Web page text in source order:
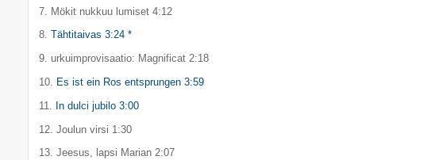
7. Mökit nukkuu lumiset 4:12
8. Tähtitaivas 3:24 *
9. urkuimprovisaatio: Magnificat 2:18
10.
Es ist ein Ros entsprungen 3:59
11. In dulci jubilo 3:00
12. Joulun virsi 1:30
13. Jeesus, lapsi Marian 2:07